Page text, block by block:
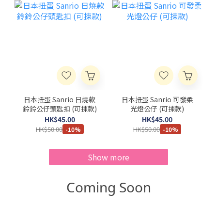
日本扭蛋 Sanrio 日燒款
鈴鈴公仔頭匙扣 (可揀款)
HK$45.00
HK$50.00 -10%
日本扭蛋 Sanrio 可發柔
光燈公仔 (可揀款)
HK$45.00
HK$50.00 -10%
Show more
Coming Soon